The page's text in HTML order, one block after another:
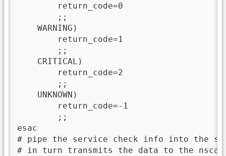
        return_code=0
        ;;
    WARNING)
        return_code=1
        ;;
    CRITICAL)
        return_code=2
        ;;
    UNKNOWN)
        return_code=-1
        ;;
esac
# pipe the service check info into the
# in turn transmits the data to the nsca